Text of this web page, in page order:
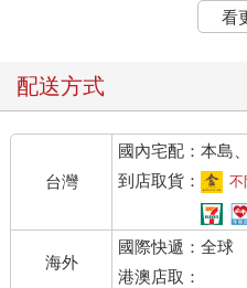
那些曾經疼愛福寶的姨姨、叔
呢！對我來說，寶家族的每一
好養育睿寶和輝寶，同樣是我
同在。在睿寶與輝寶的成長過
寶。透過愛寶，我會想像那個
寶，則會望見那位酷似爸爸的
遇見那些支持、疼愛福寶的福
盤旋，久久縈繞不去。
看
配送方式
台灣
國內宅配：本島
到店取貨：
不
海外
國際快遞：全球
港澳店取：